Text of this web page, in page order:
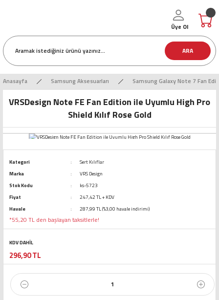
ARA
Üye Ol
Anasayfa Samsung Aksesuarları Samsung Galaxy Note 7 Fan
VRSDesign Note FE Fan Edition ile Uyumlu High Pro
Shield Kılıf Rose Gold
Kategori
Sert Kılıflar
Marka
VRS Design
Stok Kodu
ks-5723
Fiyat
247,42 TL + KDV
Havale
287,99 TL (%3,00 havale indirimi)
*55,20 TL den başlayan taksitlerle!
KDV DAHİL
296,90 TL